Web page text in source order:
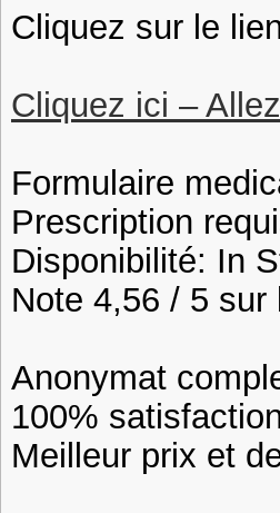
Cliquez sur le
Cliquez ici –
Formulaire
Prescription
Disponibilité: In
Note 4,56 / 5 sur
Anonymat
100%
Meilleur prix et